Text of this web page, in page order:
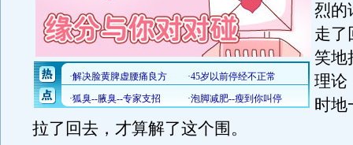
烈的
走了
笑地
理论
时地
拉了回去，才算解了这个围。